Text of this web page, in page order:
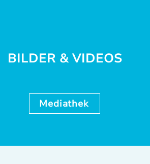
BILDER & VIDEOS
Mediathek